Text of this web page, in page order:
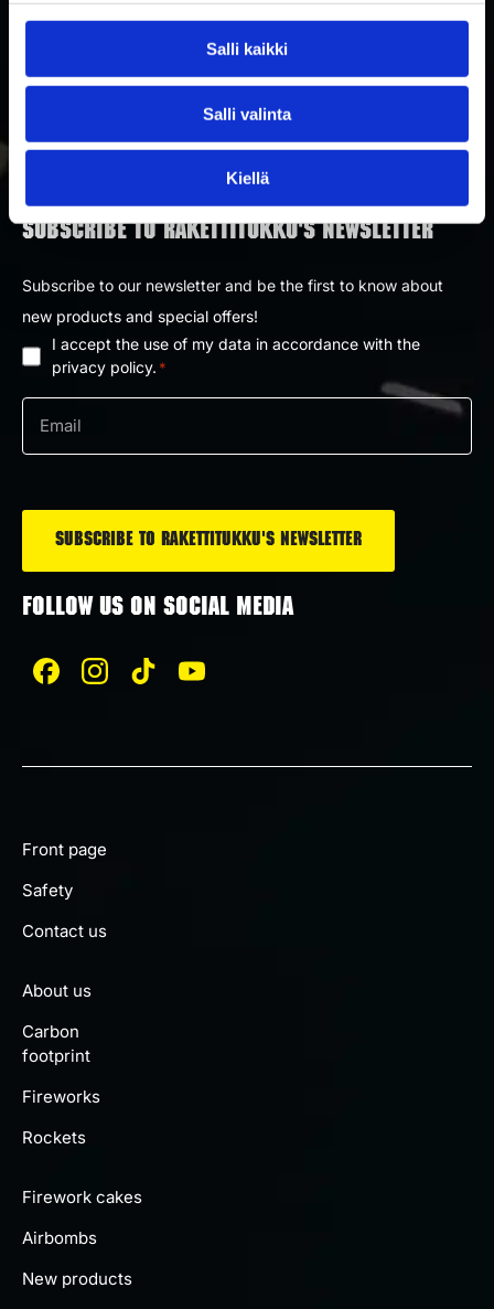
Salli kaikki
Salli valinta
Kiellä
SUBSCRIBE TO RAKETTITUKKU'S NEWSLETTER
Subscribe to our newsletter and be the first to know about
new products and special offers!
Privacy
policy
I accept the use of my data in accordance with the
privacy policy. *
Email
FOLLOW US ON SOCIAL MEDIA
Front page
Safety
Contact us
About us
Carbon
footprint
Fireworks
Rockets
Firework cakes
Airbombs
New products